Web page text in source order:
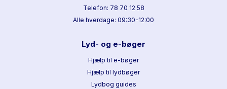
Telefon: 78 70 12 58
Alle hverdage: 09:30-12:00
Lyd- og e-bøger
Hjælp til e-bøger
Hjælp til lydbøger
Lydbog guides